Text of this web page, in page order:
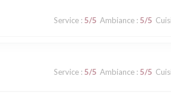
Service: 5/5 Ambiance: 5/5
Service: 5/5 Ambiance: 5/5